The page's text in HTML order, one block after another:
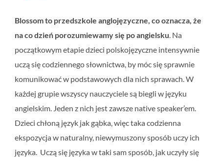
Blossom to przedszkole anglojęzyczne, co oznacza, że
na co dzień porozumiewamy się po angielsku . Na
początkowym etapie dzieci polskojęzyczne intensywnie
uczą się codziennego słownictwa, by móc się sprawnie
komunikować w podstawowych dla nich sprawach. W
każdej grupie wszyscy nauczyciele są biegli w języku
angielskim. Jeden z nich jest zawsze native speaker’em.
Dzieci chłoną język jak gąbka, więc taka codzienna
ekspozycja w naturalny, niewymuszony sposób uczy ich
języka. Uczą się języka w taki sam sposób, jak uczyły się